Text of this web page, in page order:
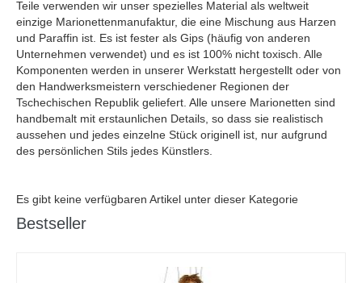
Teile verwenden wir unser spezielles Material als weltweit
einzige Marionettenmanufaktur, die eine Mischung aus Harzen
und Paraffin ist. Es ist fester als Gips (häufig von anderen
Unternehmen verwendet) und es ist 100% nicht toxisch. Alle
Komponenten werden in unserer Werkstatt hergestellt oder von
den Handwerksmeistern verschiedener Regionen der
Tschechischen Republik geliefert. Alle unsere Marionetten sind
handbemalt mit erstaunlichen Details, so dass sie realistisch
aussehen und jedes einzelne Stück originell ist, nur aufgrund
des persönlichen Stils jedes Künstlers.
Es gibt keine verfügbaren Artikel unter dieser Kategorie
Bestseller